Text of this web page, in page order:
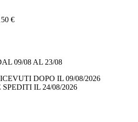
€
09/08 AL 23/08
DOPO IL 09/08/2026
IL 24/08/2026